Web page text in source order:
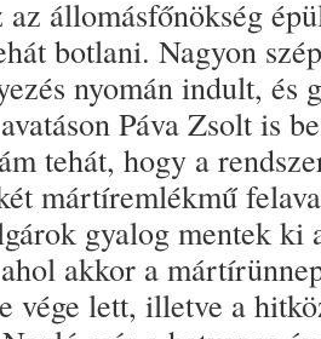
az állomásfőnökség
botlani. Nagyon
nyomán indult,
Páva Zsolt is
tehát, hogy a
mártíremlékmű
gyalog mentek ki
akkor a
vége lett, illetve a